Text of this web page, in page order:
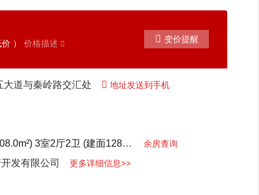
） 价格描述   变价提醒
大道与秦岭路交汇处  地址发送到手机
3室2厅2卫 (建面128.0m²) 余房查询
发有限公司 更多详细信息>>